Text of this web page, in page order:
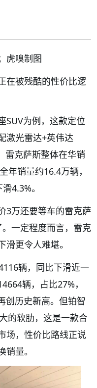
虎嗅制图
在被残酷的性价比逻
SUV为例，这款定位
激光雷达+英伟达
雷克萨斯整体在华销
年销量约16.4万辆，
4.3%。
3万还要等车的雷克萨
一定程度而言，雷克
更令人难堪。
辆，同比下滑近一
辆，占比27%，
创历史新高。但铂智
的软肋，这是一款合
场，性价比路线正说
量。